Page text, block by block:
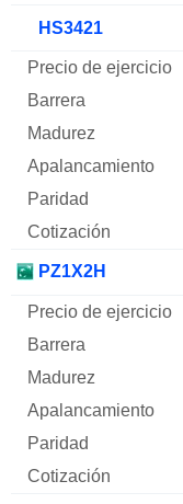
HS3421
PZ1X2H